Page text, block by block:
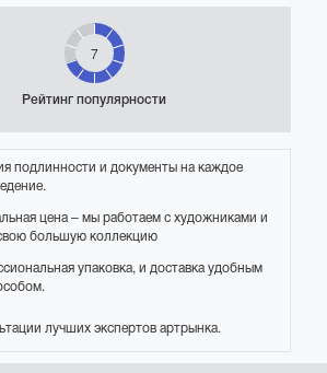
7
Рейтинг популярности
подлинности и документы на каждое
цена – мы работаем с художниками и
большую коллекцию
упаковка, и доставка удобным
лучших экспертов артрынка.